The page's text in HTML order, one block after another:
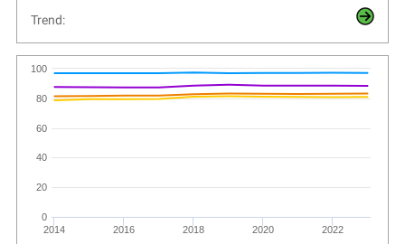
Trend:
2014 2016 2018 2020 2022
0
20
40
60
80
100